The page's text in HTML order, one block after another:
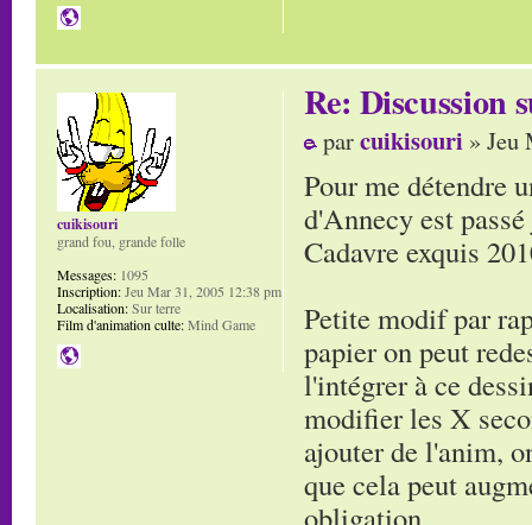
Re: Discussion
parcuikisouri » Jeu
Pour me détendre
d'Annecy est
Cadavre exquis
Petite modif par
papier on peut
l'intégrer à ce
modifier les X
ajouter de l'anim,
que cela peut
cuikisouri
grand fou, grande folle
Messages: 1095
Inscription:Jeu Mar 31, 2005 12:38 pm
Localisation:Sur terre
Film d'animation culte:Mind Game